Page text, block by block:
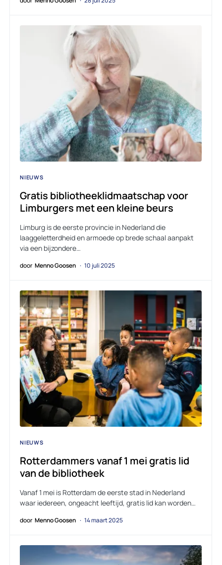
NIEUWS
Gratis bibliotheeklidmaatschap voor
Limburgers met een kleine beurs
Limburg is de eerste provincie in Nederland die
laaggeletterdheid en armoede op brede schaal aanpakt
via een bijzondere…
door Menno Goosen 10 juli 2025
NIEUWS
Rotterdammers vanaf 1 mei gratis lid
van de bibliotheek
Vanaf 1 mei is Rotterdam de eerste stad in Nederland
waar iedereen, ongeacht leeftijd, gratis lid kan worden…
door Menno Goosen 14 maart 2025